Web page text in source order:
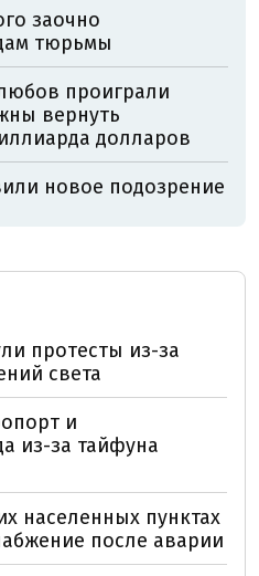
заочно
тюрьмы
проиграли
вернуть
долларов
новое подозрение
протесты из-за
света
и
из-за тайфуна
населенных пунктах
после аварии